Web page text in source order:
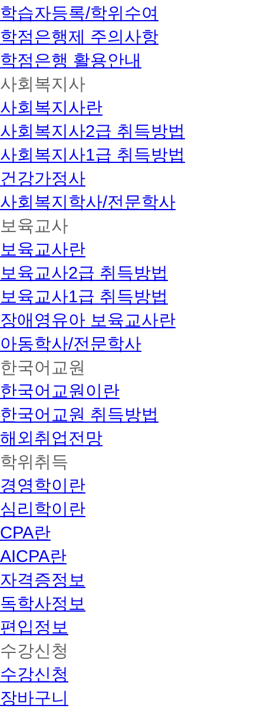
학습자등록/학위수여
학점은행제 주의사항
학점은행 활용안내
사회복지사
사회복지사란
사회복지사2급 취득방법
사회복지사1급 취득방법
건강가정사
사회복지학사/전문학사
보육교사
보육교사란
보육교사2급 취득방법
보육교사1급 취득방법
장애영유아 보육교사란
아동학사/전문학사
한국어교원
한국어교원이란
한국어교원 취득방법
해외취업전망
학위취득
경영학이란
심리학이란
CPA란
AICPA란
자격증정보
독학사정보
편입정보
수강신청
수강신청
장바구니